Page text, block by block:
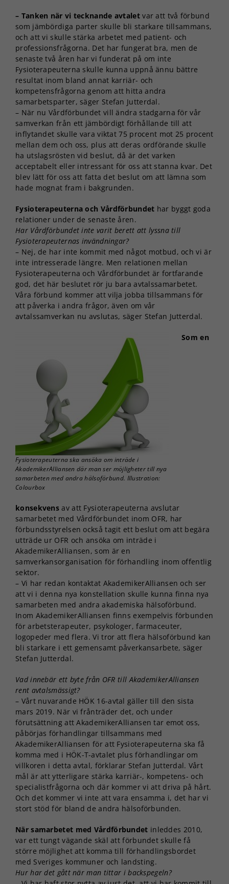
– Tanken när vi tecknande avtaletvar att två förbund
som jämbördiga parter skulle bli starkare tillsammans,
och att vi skulle stärka arbetet med patient- och
professionsfrågorna. Det har fungerat bra, men de
senaste två åren har vi funderat på om inte
Fysioterapeuterna skulle kunna uppnå ännu bättre
resultat inom bland annat karriär- och
kompetensfrågorna genom att hitta andra
samarbetsparter, säger Stefan Jutterdal.
– När nu Vårdförbundet vill ändra stadgarna för vår
samverkan från ett jämbördigt förhållande till att
inflytandet skulle vara viktat 75 procent mot 25 procent
mellan dem och oss, plus att deras ordförande skulle
ha utslagsrösten vid beslut, då är det varken
acceptabelt eller intressant för oss att stanna kvar. Det
blev lätt för oss att fatta det beslut om att lämna som
hade mognat fram i bakgrunden.
Fysioterapeuterna och Vårdförbundet har byggt goda
relationer under de senaste åren.
Har Vårdförbundet inte varit berett att lyssna till
Fysioterapeuternas invändningar?
– Nej, de har inte kommit med något motbud, och vi är
inte intresserade längre. Men relationen mellan
Fysioterapeuterna och Vårdförbundet är fortfarande
god, det här beslutet rör ju bara avtalssamarbetet.
Våra förbund kommer att vilja jobba tillsammans för
att påverka i andra frågor, även om vår
avtalssamverkan nu avslutas, säger Stefan Jutterdal.
Fysioterapeuterna ska ansöka om inträde i
AkademikerAlliansen där man ser möjligheter till nya
samarbeten med andra hälsoförbund. Illustration:
Colourbox
Som en
konsekvens av att Fysioterapeuterna avslutar
samarbetet med Vårdförbundet inom OFR, har
förbundsstyrelsen också tagit ett beslut om att begära
utträde ur OFR och ansöka om inträde i
AkademikerAlliansen, som är en
samverkansorganisation för förhandling inom offentlig
sektor.
– Vi har redan kontaktat AkademikerAlliansen och ser
att vi i denna nya konstellation skulle kunna finna nya
samarbeten med andra akademiska hälsoförbund.
Inom AkademikerAlliansen finns exempelvis förbunden
för arbetsterapeuter, psykologer, farmaceuter,
logopeder med flera. Vi tror att flera hälsoförbund kan
bli starkare i ett gemensamt påverkansarbete, säger
Stefan Jutterdal.
Vad innebär ett byte från OFR till AkademikerAlliansen
rent avtalsmässigt?
– Vårt nuvarande HÖK 16-avtal gäller till den sista
mars 2019. När vi frånträder det, och under
förutsättning att AkademikerAlliansen tar emot oss,
påbörjas förhandlingar tillsammans med
AkademikerAlliansen för att Fysioterapeuterna ska få
komma med i HÖK-T-avtalet plus förhandlingar om
villkoren i detta avtal, förklarar Stefan Jutterdal. Vårt
mål är att ytterligare stärka karriär-, kompetens- och
specialistfrågorna och där kommer vi att driva på hårt.
Och det kommer vi inte att vara ensamma i, det har vi
stort stöd för bland de andra hälsoförbunden.
När samarbetet med Vårdförbundet inleddes 2010,
var ett tungt vägande skäl att förbundet skulle få
större möjlighet att komma till förhandlingsbordet
med Sveriges kommuner och landsting.
Hur har det gått när man tittar i backspegeln?